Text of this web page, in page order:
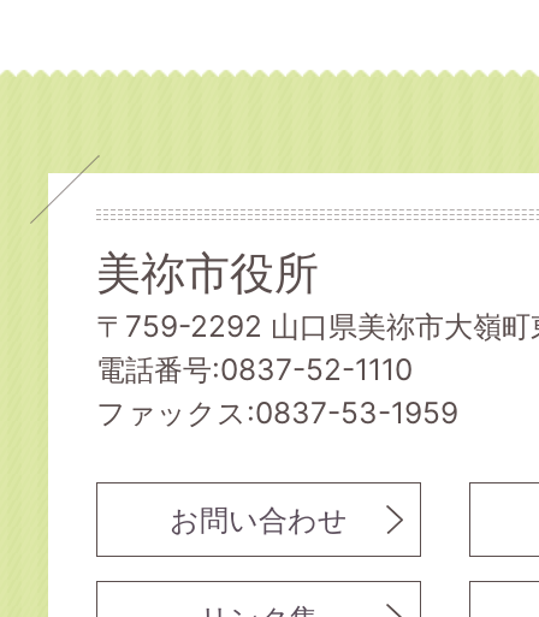
美祢市役所
〒759-2292 山口県美祢市大嶺
電話番号:0837-52-1110
ファックス:0837-53-1959
お問い合わせ